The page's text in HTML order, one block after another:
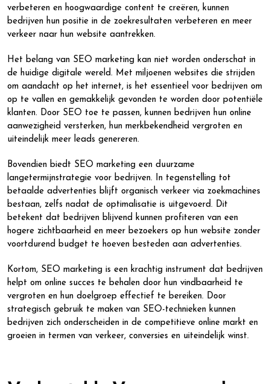
verbeteren en hoogwaardige content te creëren, kunnen
bedrijven hun positie in de zoekresultaten verbeteren en meer
verkeer naar hun website aantrekken.
Het belang van SEO marketing kan niet worden onderschat in
de huidige digitale wereld. Met miljoenen websites die strijden
om aandacht op het internet, is het essentieel voor bedrijven om
op te vallen en gemakkelijk gevonden te worden door potentiële
klanten. Door SEO toe te passen, kunnen bedrijven hun online
aanwezigheid versterken, hun merkbekendheid vergroten en
uiteindelijk meer leads genereren.
Bovendien biedt SEO marketing een duurzame
langetermijnstrategie voor bedrijven. In tegenstelling tot
betaalde advertenties blijft organisch verkeer via zoekmachines
bestaan, zelfs nadat de optimalisatie is uitgevoerd. Dit
betekent dat bedrijven blijvend kunnen profiteren van een
hogere zichtbaarheid en meer bezoekers op hun website zonder
voortdurend budget te hoeven besteden aan advertenties.
Kortom, SEO marketing is een krachtig instrument dat bedrijven
helpt om online succes te behalen door hun vindbaarheid te
vergroten en hun doelgroep effectief te bereiken. Door
strategisch gebruik te maken van SEO-technieken kunnen
bedrijven zich onderscheiden in de competitieve online markt en
groeien in termen van verkeer, conversies en uiteindelijk winst.